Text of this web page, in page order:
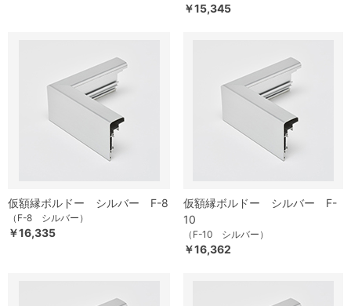
￥15,345
仮額縁ボルドー シルバー F-8
（F-8 シルバー）
￥16,335
仮額縁ボルドー シルバー F-
10
（F-10 シルバー）
￥16,362